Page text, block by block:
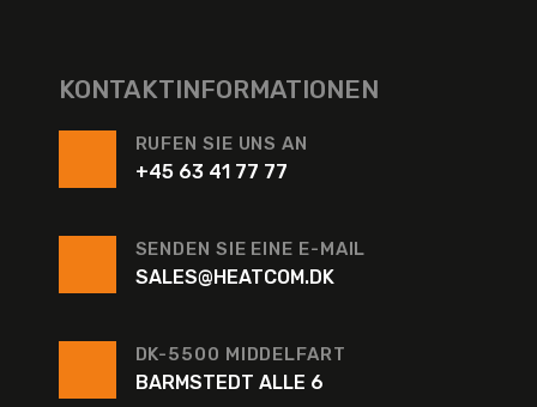
KONTAKTINFORMATIONEN
RUFEN SIE UNS AN
+45 63 41 77 77
SENDEN SIE EINE E-MAIL
SALES@HEATCOM.DK
DK-5500 MIDDELFART
BARMSTEDT ALLE 6